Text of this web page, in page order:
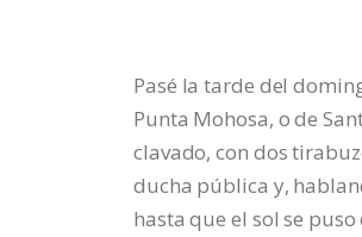
Pasé la tarde del
Punta Mohosa, o de
clavado, con dos
ducha pública y,
hasta que el sol se